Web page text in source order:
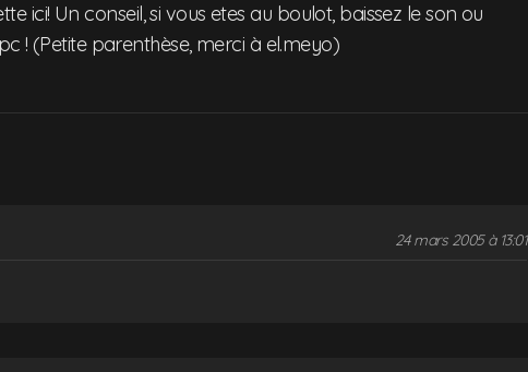
ici! Un conseil, si vous etes au boulot, baissez le son ou
! (Petite parenthèse, merci à el.meyo)
24 mars 2005 à 13:01